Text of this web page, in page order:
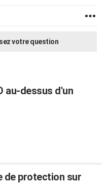
votre question
au-dessus d'un
de protection sur